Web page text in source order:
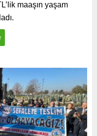
maaşın yaşam